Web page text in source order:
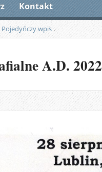
Kontakt
Pojedyńczy wpis
A.D. 2022